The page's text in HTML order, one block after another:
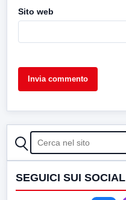
Sito web
CERCA
SEGUICI SUI SOCIAL